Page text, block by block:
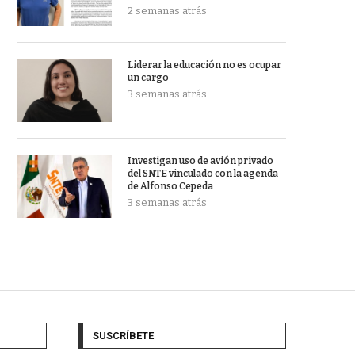
2 semanas atrás
Liderar la educación no es ocupar
un cargo
3 semanas atrás
Investigan uso de avión privado
del SNTE vinculado con la agenda
de Alfonso Cepeda
3 semanas atrás
SUSCRÍBETE